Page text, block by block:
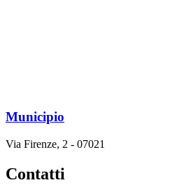
Municipio
Via Firenze, 2 - 07021
Contatti